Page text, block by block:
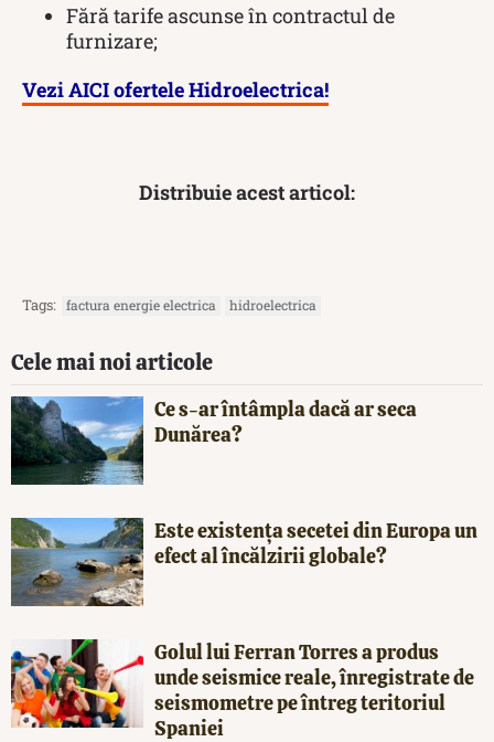
Fără tarife ascunse în contractul de
furnizare;
Vezi AICI ofertele Hidroelectrica!
Distribuie acest articol:
Tags: factura energie electrica hidroelectrica
Cele mai noi articole
Ce s-ar întâmpla dacă ar seca
Dunărea?
Este existența secetei din Europa un
efect al încălzirii globale?
Golul lui Ferran Torres a produs
unde seismice reale, înregistrate de
seismometre pe întreg teritoriul
Spaniei